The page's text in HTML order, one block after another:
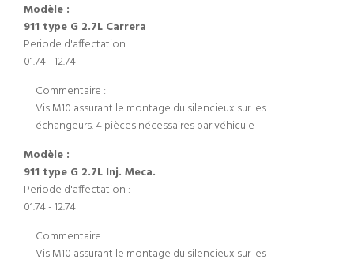
Modèle :
911 type G 2.7L Carrera
Periode d'affectation :
01.74 - 12.74
Commentaire :
Vis M10 assurant le montage du silencieux sur les
échangeurs. 4 pièces nécessaires par véhicule
Modèle :
911 type G 2.7L Inj. Meca.
Periode d'affectation :
01.74 - 12.74
Commentaire :
Vis M10 assurant le montage du silencieux sur les